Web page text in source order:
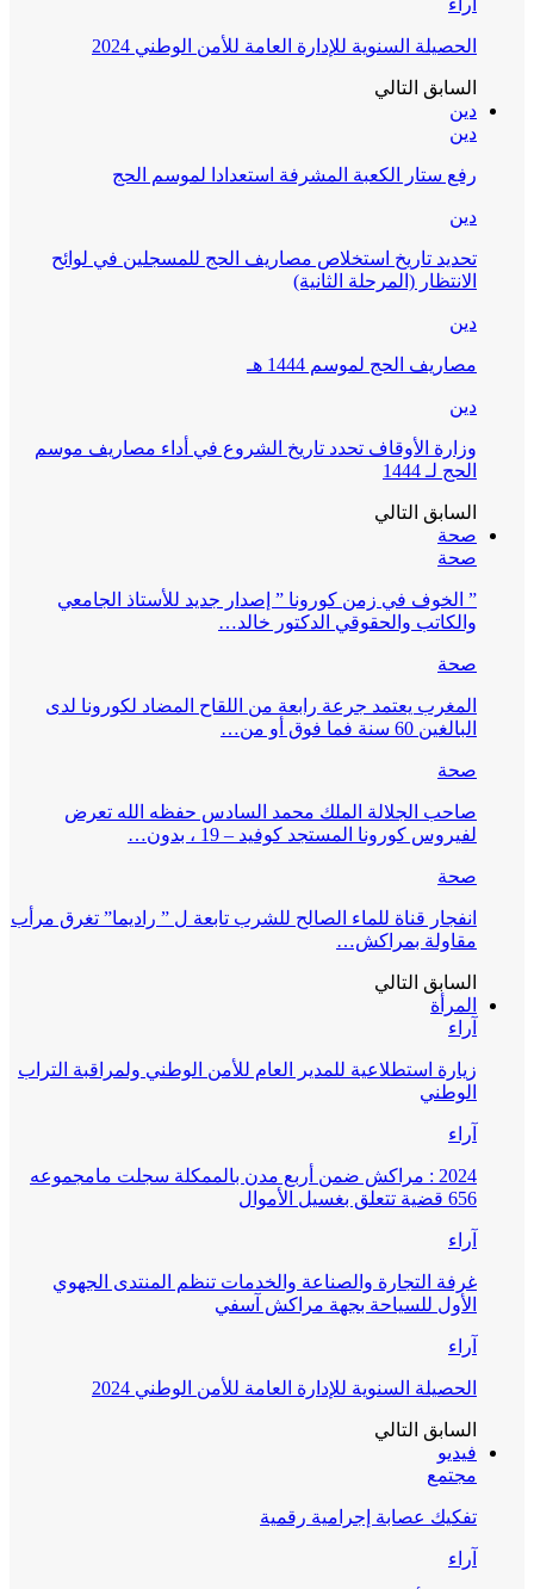
آراء
الحصيلة السنوية للإدارة العامة للأمن الوطني 2024
السابق التالي
دين
دين
رفع ستار الكعبة المشرفة استعدادا لموسم الحج
دين
تحديد تاريخ استخلاص مصاريف الحج للمسجلين في لوائح
الانتظار (المرحلة الثانية)
دين
مصاريف الحج لموسم 1444 هـ
دين
وزارة الأوقاف تحدد تاريخ الشروع في أداء مصاريف موسم
الحج لـ 1444
السابق التالي
صحة
صحة
” الخوف في زمن كورونا ” إصدار جديد للأستاذ الجامعي
والكاتب والحقوقي الدكتور خالد…
صحة
المغرب يعتمد جرعة رابعة من اللقاح المضاد لكورونا لدى
البالغين 60 سنة فما فوق أو من…
صحة
صاحب الجلالة الملك محمد السادس حفظه الله تعرض
لفيروس كورونا المستجد كوفيد – 19 ، بدون…
صحة
انفجار قناة للماء الصالح للشرب تابعة ل ” راديما” تغرق مرأب
مقاولة بمراكش…
السابق التالي
المرأة
آراء
زيارة استطلاعية للمدير العام للأمن الوطني ولمراقبة التراب
الوطني
آراء
2024 : مراكش ضمن أربع مدن بالممكلة سجلت مامجموعه
656 قضية تتعلق بغسيل الأموال
آراء
غرفة التجارة والصناعة والخدمات تنظم المنتدى الجهوي
الأول للسياحة بجهة مراكش آسفي
آراء
الحصيلة السنوية للإدارة العامة للأمن الوطني 2024
السابق التالي
فيديو
مجتمع
تفكيك عصابة إجرامية رقمية
آراء